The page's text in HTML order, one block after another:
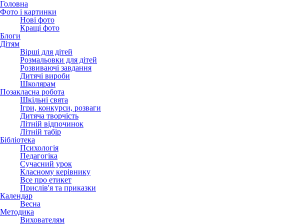
Головна
Фото і картинки
Нові фото
Кращі фото
Блоги
Дітям
Вірші для дітей
Розмальовки для дітей
Розвиваючі завдання
Дитячі вироби
Школярам
Позакласна робота
Шкільні свята
Ігри, конкурси, розваги
Дитяча творчість
Літній відпочинок
Літній табір
Бібліотека
Психологія
Педагогіка
Сучасний урок
Класному керівнику
Все про етикет
Прислів'я та приказки
Календар
Весна
Методика
Вихователям